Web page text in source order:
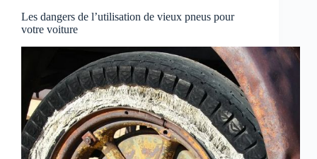
Les dangers de l’utilisation de vieux pneus pour
votre voiture